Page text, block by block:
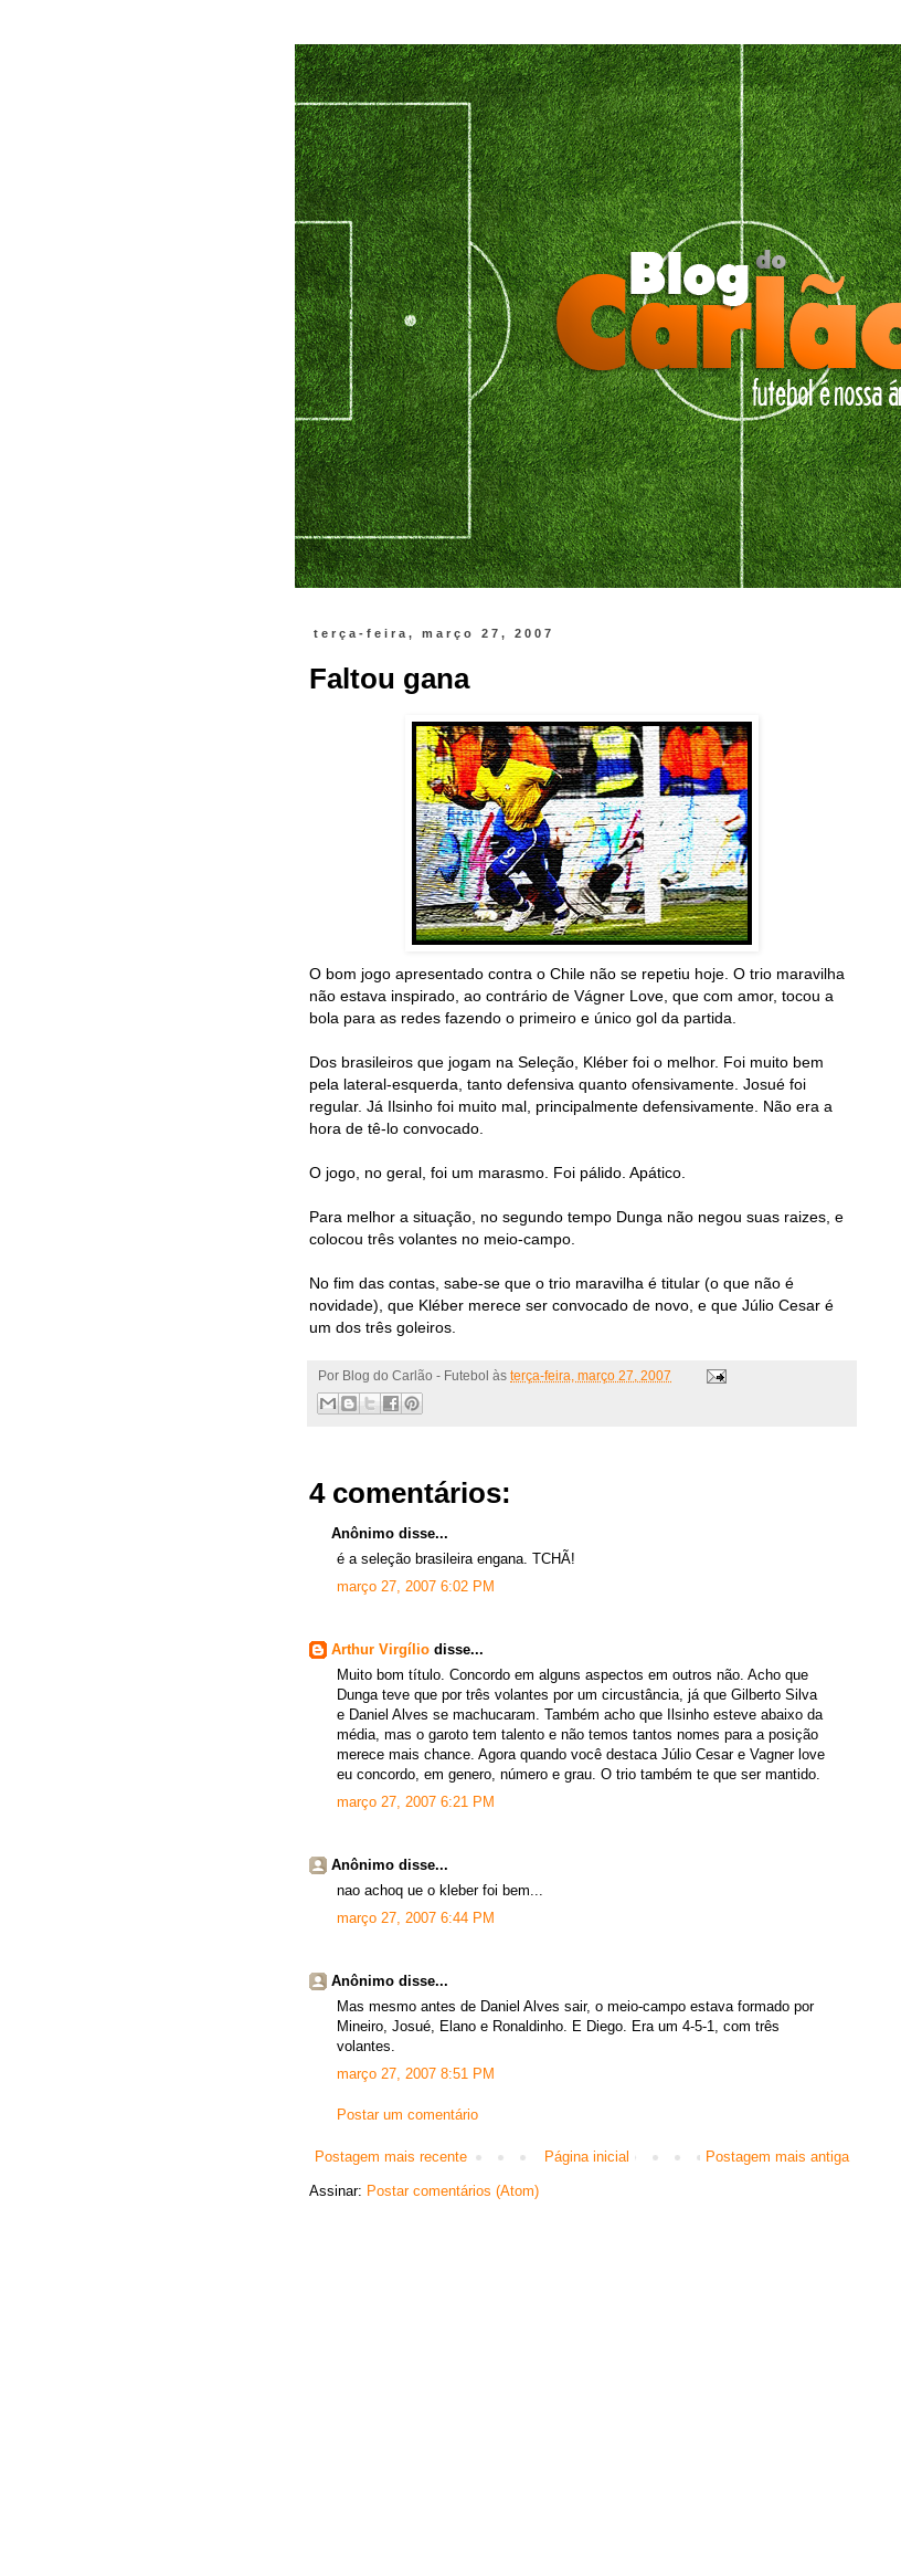
terça-feira, março 27, 2007
Faltou gana
O bom jogo apresentado contra o Chile não se repetiu hoje. O trio maravilha
não estava inspirado, ao contrário de Vágner Love, que com amor, tocou a
bola para as redes fazendo o primeiro e único gol da partida.
Dos brasileiros que jogam na Seleção, Kléber foi o melhor. Foi muito bem
pela lateral-esquerda, tanto defensiva quanto ofensivamente. Josué foi
regular. Já Ilsinho foi muito mal, principalmente defensivamente. Não era a
hora de tê-lo convocado.
O jogo, no geral, foi um marasmo. Foi pálido. Apático.
Para melhor a situação, no segundo tempo Dunga não negou suas raizes, e
colocou três volantes no meio-campo.
No fim das contas, sabe-se que o trio maravilha é titular (o que não é
novidade), que Kléber merece ser convocado de novo, e que Júlio Cesar é
um dos três goleiros.
Por Blog do Carlão - Futebol às terça-feira, março 27, 2007
4 comentários:
Anônimo disse...
é a seleção brasileira engana. TCHÃ!
março 27, 2007 6:02 PM
Arthur Virgílio disse...
Muito bom título. Concordo em alguns aspectos em outros não. Acho que
Dunga teve que por três volantes por um circustância, já que Gilberto Silva
e Daniel Alves se machucaram. Também acho que Ilsinho esteve abaixo da
média, mas o garoto tem talento e não temos tantos nomes para a posição
merece mais chance. Agora quando você destaca Júlio Cesar e Vagner love
eu concordo, em genero, número e grau. O trio também te que ser mantido.
março 27, 2007 6:21 PM
Anônimo disse...
nao achoq ue o kleber foi bem...
março 27, 2007 6:44 PM
Anônimo disse...
Mas mesmo antes de Daniel Alves sair, o meio-campo estava formado por
Mineiro, Josué, Elano e Ronaldinho. E Diego. Era um 4-5-1, com três
volantes.
março 27, 2007 8:51 PM
Postar um comentário
Postagem mais recente Postagem mais antiga
Página inicial
Assinar: Postar comentários (Atom)